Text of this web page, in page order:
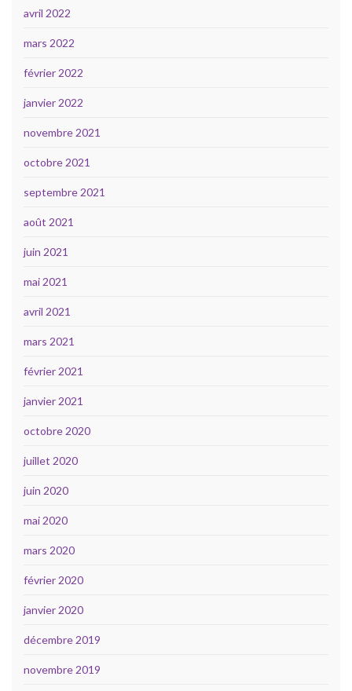
avril 2022
mars 2022
février 2022
janvier 2022
novembre 2021
octobre 2021
septembre 2021
août 2021
juin 2021
mai 2021
avril 2021
mars 2021
février 2021
janvier 2021
octobre 2020
juillet 2020
juin 2020
mai 2020
mars 2020
février 2020
janvier 2020
décembre 2019
novembre 2019